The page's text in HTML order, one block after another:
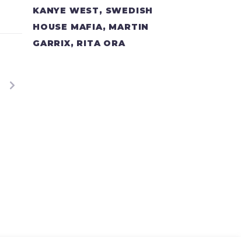
KANYE WEST, SWEDISH
HOUSE MAFIA, MARTIN
GARRIX, RITA ORA